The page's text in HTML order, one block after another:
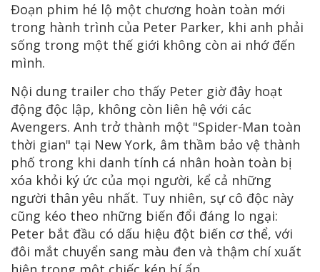
Đoạn phim hé lộ một chương hoàn toàn mới
trong hành trình của Peter Parker, khi anh phải
sống trong một thế giới không còn ai nhớ đến
mình.
Nội dung trailer cho thấy Peter giờ đây hoạt
động độc lập, không còn liên hệ với các
Avengers. Anh trở thành một "Spider-Man toàn
thời gian" tại New York, âm thầm bảo vệ thành
phố trong khi danh tính cá nhân hoàn toàn bị
xóa khỏi ký ức của mọi người, kể cả những
người thân yêu nhất. Tuy nhiên, sự cô độc này
cũng kéo theo những biến đổi đáng lo ngại:
Peter bắt đầu có dấu hiệu đột biến cơ thể, với
đôi mắt chuyển sang màu đen và thậm chí xuất